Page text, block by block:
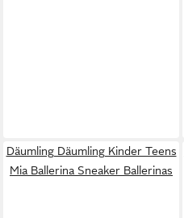
Däumling Däumling Kinder Teens
Mia Ballerina Sneaker Ballerinas